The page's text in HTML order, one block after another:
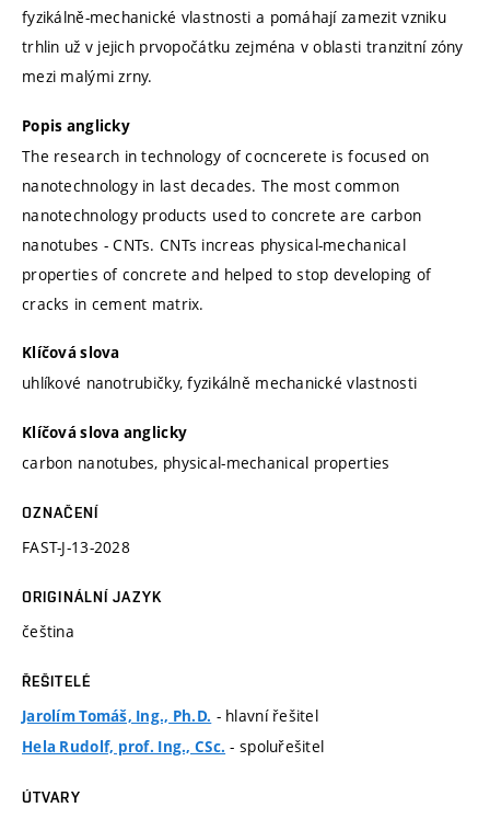
fyzikálně-mechanické vlastnosti a pomáhají zamezit vzniku
trhlin už v jejich prvopočátku zejména v oblasti tranzitní zóny
mezi malými zrny.
Popis anglicky
The research in technology of cocncerete is focused on
nanotechnology in last decades. The most common
nanotechnology products used to concrete are carbon
nanotubes - CNTs. CNTs increas physical-mechanical
properties of concrete and helped to stop developing of
cracks in cement matrix.
Klíčová slova
uhlíkové nanotrubičky, fyzikálně mechanické vlastnosti
Klíčová slova anglicky
carbon nanotubes, physical-mechanical properties
OZNAČENÍ
FAST-J-13-2028
ORIGINÁLNÍ JAZYK
čeština
ŘEŠITELÉ
Jarolím Tomáš, Ing., Ph.D. - hlavní řešitel
Hela Rudolf, prof. Ing., CSc. - spoluřešitel
ÚTVARY